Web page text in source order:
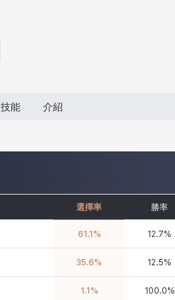
技能 介紹
選擇率 勝率
61.1% 12.7%
35.6% 12.5%
1.1% 100.0%